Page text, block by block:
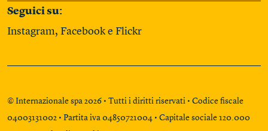
Seguici su:
Instagram, Facebook e Flickr
© Internazionale spa 2026 • Tutti i diritti riservati • Codice fiscale
04003131002 • Partita iva 04850721004 • Capitale sociale 120.000